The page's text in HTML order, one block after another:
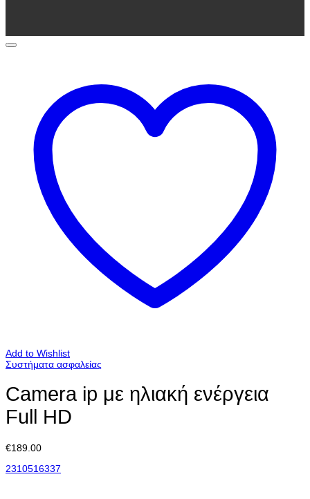
Add to Wishlist
Συστήματα ασφαλείας
Camera ip με ηλιακή ενέργεια
Full HD
€189.00
2310516337